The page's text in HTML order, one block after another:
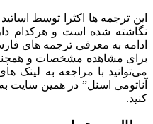
این ترجمه ها اکثرا توسط
نگاشته شده است و هرکدام
ادامه به معرفی ترجمه های
برای مشاهده مشخصات و
می‌توانید با مراجعه به لینک
آناتومی اسنل” در همین سایت
کنید.